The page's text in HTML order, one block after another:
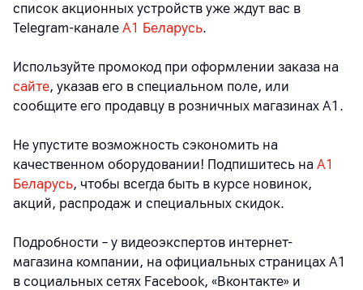
список акционных устройств уже ждут вас в
Telegram-канале A1 Беларусь.
Используйте промокод при оформлении заказа на
сайте, указав его в специальном поле, или
сообщите его продавцу в розничных магазинах A1.
Не упустите возможность сэкономить на
качественном оборудовании! Подпишитесь на A1
Беларусь, чтобы всегда быть в курсе новинок,
акций, распродаж и специальных скидок.
Подробности – у видеоэкспертов интернет-
магазина компании, на официальных страницах A1
в социальных сетях Facebook, «Вконтакте» и